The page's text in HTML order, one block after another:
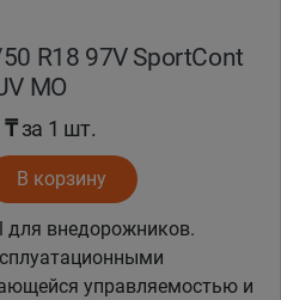
R18 97V SportCont
MO
₸за 1 шт.
В корзину
внедорожников.
управляемостью и